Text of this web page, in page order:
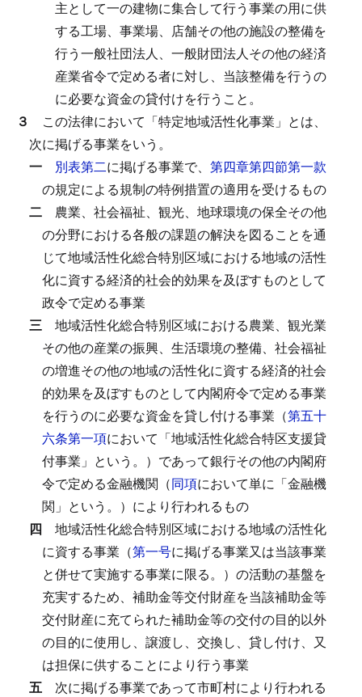
主として一の建物に集合して行う事業の用に供
する工場、事業場、店舗その他の施設の整備を
行う一般社団法人、一般財団法人その他の経済
産業省令で定める者に対し、当該整備を行うの
に必要な資金の貸付けを行うこと。
３ この法律において「特定地域活性化事業」とは、
次に掲げる事業をいう。
一 別表第二に掲げる事業で、 第四章第四節第一款
の規定による規制の特例措置の適用を受けるもの
二 農業、社会福祉、観光、地球環境の保全その他
の分野における各般の課題の解決を図ることを通
じて地域活性化総合特別区域における地域の活性
化に資する経済的社会的効果を及ぼすものとして
政令で定める事業
三 地域活性化総合特別区域における農業、観光業
その他の産業の振興、生活環境の整備、社会福祉
の増進その他の地域の活性化に資する経済的社会
的効果を及ぼすものとして内閣府令で定める事業
を行うのに必要な資金を貸し付ける事業（第五十
六条第一項において「地域活性化総合特区支援貸
付事業」という。）であって銀行その他の内閣府
令で定める金融機関（同項において単に「金融機
関」という。）により行われるもの
四 地域活性化総合特別区域における地域の活性化
に資する事業（第一号に掲げる事業又は当該事業
と併せて実施する事業に限る。）の活動の基盤を
充実するため、補助金等交付財産を当該補助金等
交付財産に充てられた補助金等の交付の目的以外
の目的に使用し、譲渡し、交換し、貸し付け、又
は担保に供することにより行う事業
五 次に掲げる事業であって市町村により行われる